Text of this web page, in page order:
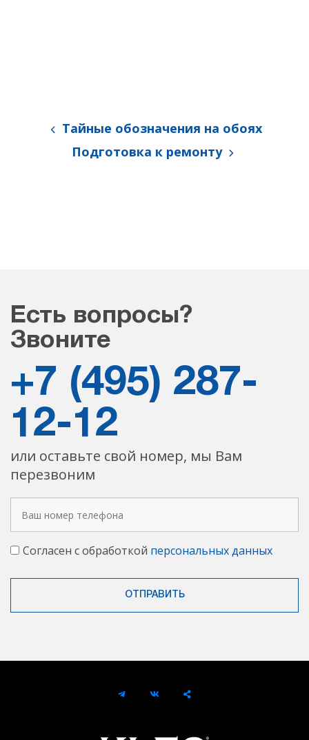
Тайные обозначения на обоях
Подготовка к ремонту
Есть вопросы?
Звоните
+7 (495) 287-
12-12
или оставьте свой номер, мы Вам
перезвоним
Согласен с обработкой персональных данных